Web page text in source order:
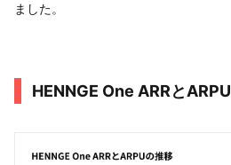
ました。
HENNGE One ARRと